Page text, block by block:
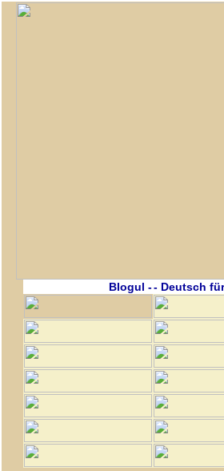
Blogul -- Deutsch